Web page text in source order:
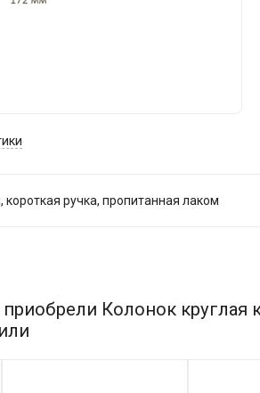
короткая ручка, пропитанная лаком
Колонок круглая